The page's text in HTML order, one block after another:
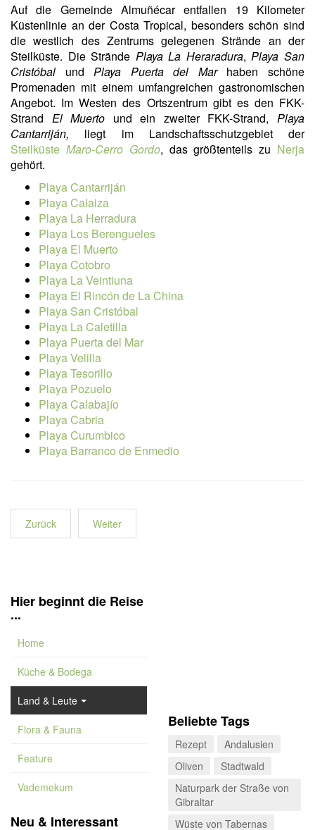
Auf die Gemeinde Almuñécar entfallen 19 Kilometer
Küstenlinie an der Costa Tropical, besonders schön sind
die westlich des Zentrums gelegenen Strände an der
Steilküste. Die Strände Playa La Heraradura, Playa San
Cristóbal und Playa Puerta del Marhaben schöne
Promenaden mit einem umfangreichen gastronomischen
Angebot. Im Westen des Ortszentrum gibt es den FKK-
Strand El Muerto und ein zweiter FKK-Strand, Playa
Cantarriján, liegt im Landschaftsschutzgebiet der
Steilküste Maro-Cerro Gordo, das größtenteils zu Nerja
gehört.
Playa Cantarriján
Playa Calaiza
Playa La Herradura
Playa Los Berengueles
Playa El Muerto
Playa Cotobro
Playa La Veintiuna
Playa El Rincón de La China
Playa San Cristóbal
Playa La Caletilla
Playa Puerta del Mar
Playa Velilla
Playa Tesorillo
Playa Pozuelo
Playa Calabajío
Playa Cabria
Playa Curumbico
Playa Barranco de Enmedio
Zurück Weiter
Hier beginnt die Reise
...
Home
Küche & Bodega
Land & Leute
Flora & Fauna
Feature
Vademekum
Neu & Interessant
Beliebte Tags
Rezept
Andalusien
Oliven
Stadtwald
Naturpark der Straße von
Gibraltar
Wüste von Tabernas